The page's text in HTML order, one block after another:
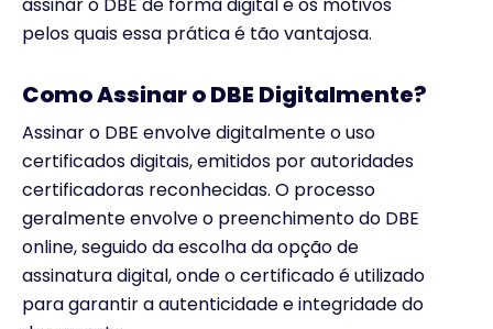
pelos quais essa prática é tão vantajosa.
Como Assinar o DBE Digitalmente?
Assinar o DBE envolve digitalmente o uso
certificados digitais, emitidos por autoridades
certificadoras reconhecidas. O processo
geralmente envolve o preenchimento do DBE
online, seguido da escolha da opção de
assinatura digital, onde o certificado é utilizado
para garantir a autenticidade e integridade do